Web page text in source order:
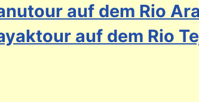
auf dem Rio
auf dem Rio